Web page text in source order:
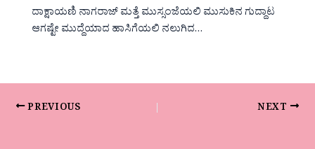
ದಾಕ್ಷಾಯಣಿ ನಾಗರಾಜ್ ಮತ್ತೆ ಮುಸ್ಸಂಜೆಯಲಿ ಮುಸುಕಿನ ಗುದ್ದಾಟ
ಆಗಷ್ಟೇ ಮುದ್ದೆಯಾದ ಹಾಸಿಗೆಯಲಿ ನಲುಗಿದ…
PREVIOUS NEXT